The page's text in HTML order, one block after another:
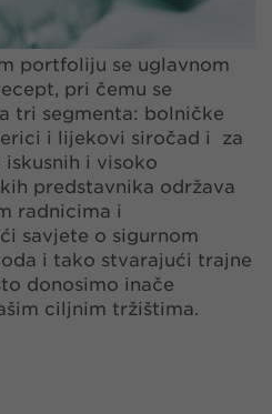
portfoliju se uglavnom
pri čemu se
tri segmenta: bolničke
i lijekovi siročad i za
i visoko
predstavnika održava
radnicima i
savjete o sigurnom
i tako stvarajući trajne
donosimo inače
ciljnim tržištima.